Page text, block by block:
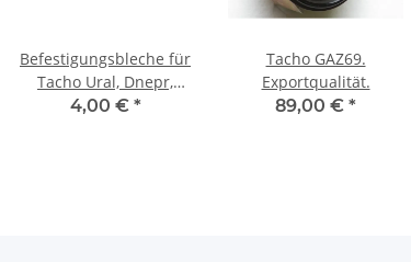
Befestigungsbleche für
Tacho Ural, Dnepr,
K750, M72.
4,00 € *
Tacho GAZ69.
Exportqualität.
89,00 € *